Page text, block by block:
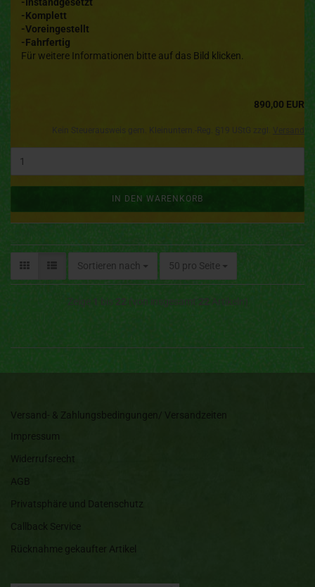
-Komplett
-Voreingestellt
-Fahrfertig
Für weitere Informationen bitte auf das Bild klicken.
890,00 EUR
IN DEN WARENKORB
Sortieren nach 50 pro Seite
Versand- & Zahlungsbedingungen/ Versandzeiten
Impressum
Widerrufsrecht
AGB
Privatsphäre und Datenschutz
Callback Service
Rücknahme gekaufter Artikel